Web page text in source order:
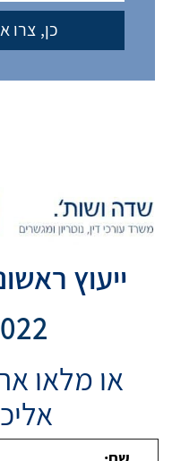
ייעוץ
או מלאו